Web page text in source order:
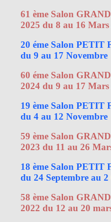
61 ème Salon
2025 du 8 au 16 Mars
20 éme Salon PETIT
du 9 au 17 Novembre
60 éme Salon
2024 du 9 au 17 Mars
19 ème Salon PETIT
du 4 au 12 Novembre
59 ème Salon
2023 du 11 au 26
18 ème Salon PETIT
du 24 Septembre au
58 ème Salon
2022 du 12 au 20